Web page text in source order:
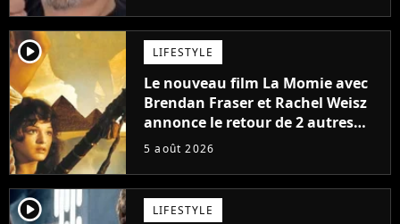
player2 LIFESTYLE
Le nouveau film La Momie avec
Brendan Fraser et Rachel Weisz
annonce le retour de 2 autres
personnages emblématiques de
5 août 2026
player2 LIFESTYLE